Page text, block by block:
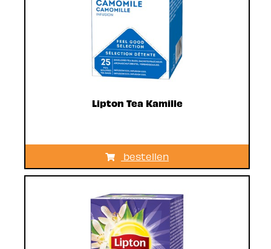
Lipton Tea Kamille
bestellen